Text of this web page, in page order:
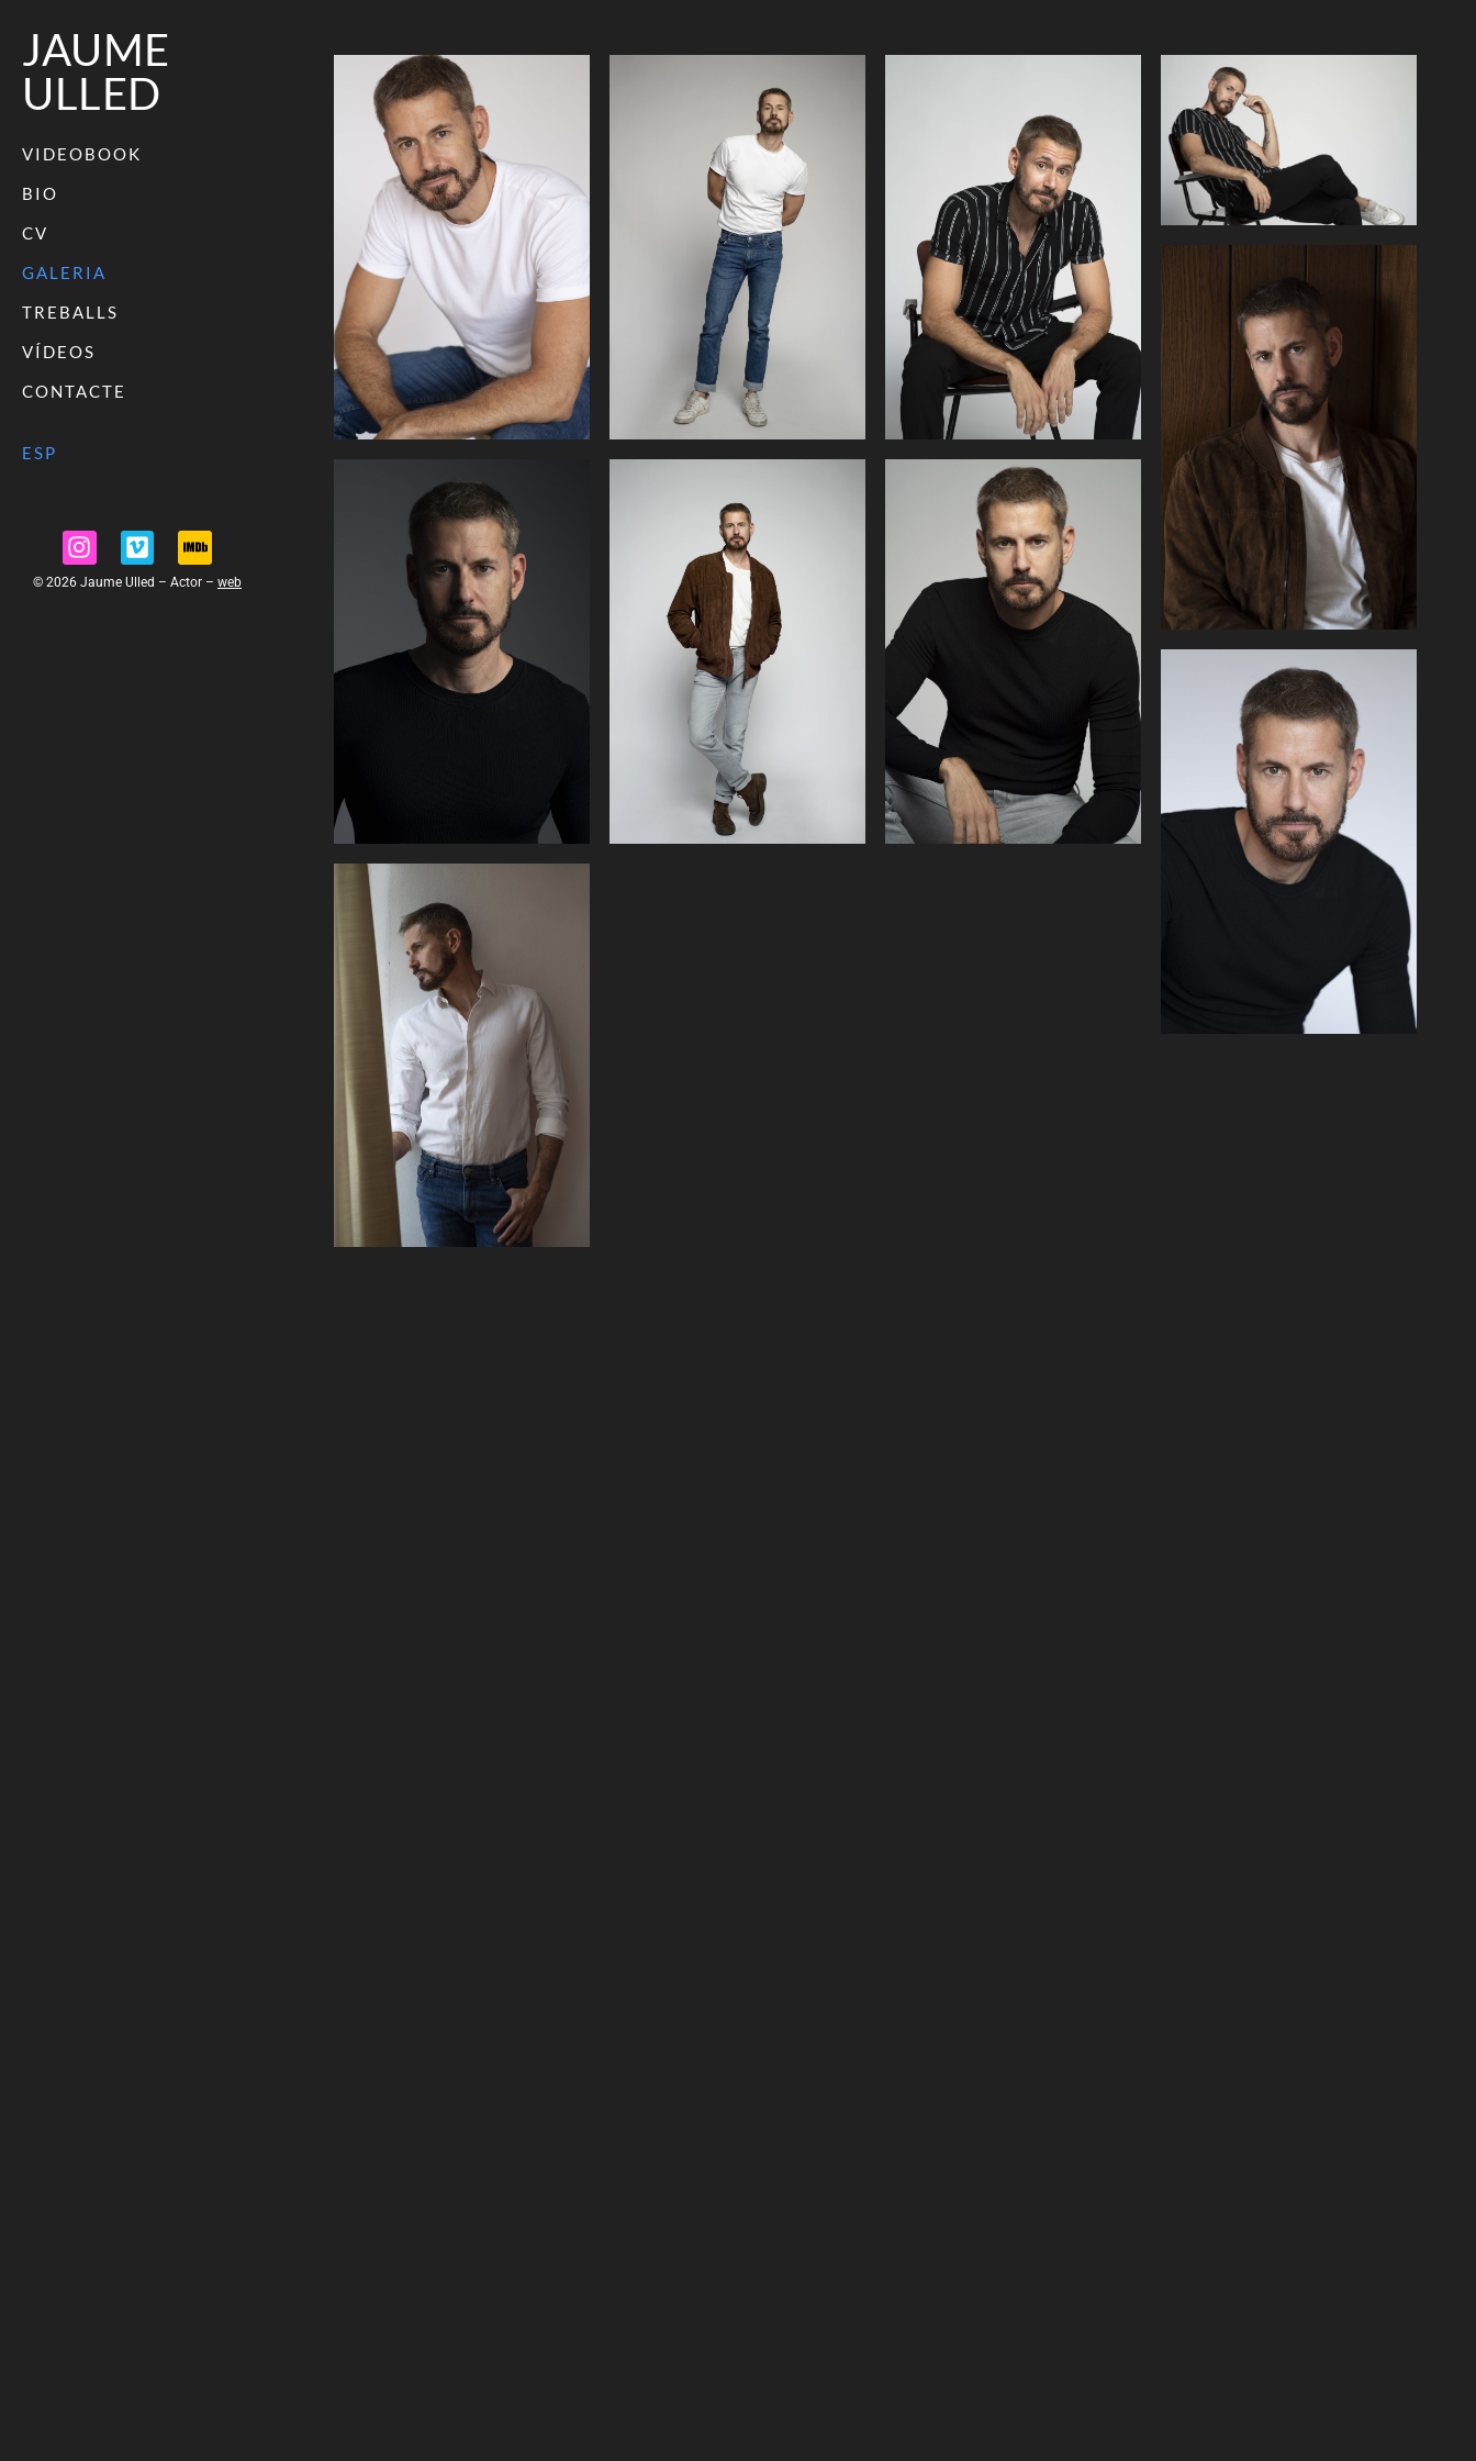
JAUME
ULLED
VIDEOBOOK
BIO
CV
GALERIA
TREBALLS
VÍDEOS
CONTACTE
ESP
© 2026 Jaume Ulled – Actor – web